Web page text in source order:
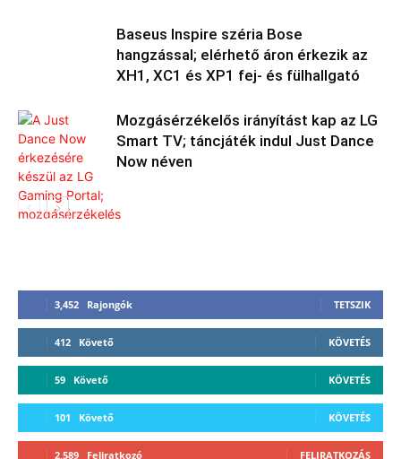
Baseus Inspire széria Bose
hangzással; elérhető áron érkezik az
XH1, XC1 és XP1 fej- és fülhallgató
Mozgásérzékelős irányítást kap az LG
Smart TV; táncjáték indul Just Dance
Now néven
3,452 Rajongók TETSZIK
412 Követő KÖVETÉS
59 Követő KÖVETÉS
101 Követő KÖVETÉS
2,589 Feliratkozó FELIRATKOZÁS